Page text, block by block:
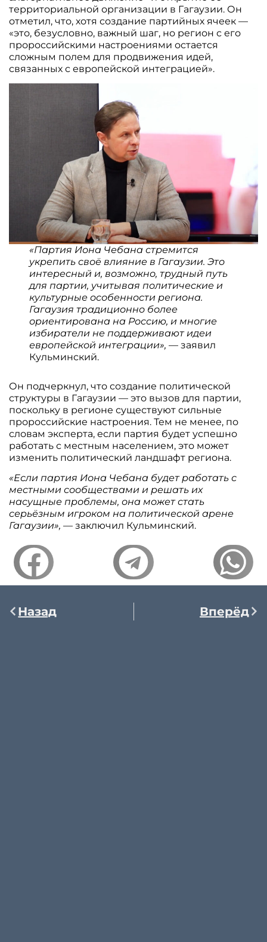
территориальной организации в Гагаузии. Он
отметил, что, хотя создание партийных ячеек —
«это, безусловно, важный шаг, но регион с его
пророссийскими настроениями остается
сложным полем для продвижения идей,
связанных с европейской интеграцией».
«Партия Иона Чебана стремится
укрепить своё влияние в Гагаузии. Это
интересный и, возможно, трудный путь
для партии, учитывая политические и
культурные особенности региона.
Гагаузия традиционно более
ориентирована на Россию, и многие
избиратели не поддерживают идеи
европейской интеграции», — заявил
Кульминский.
Он подчеркнул, что создание политической
структуры в Гагаузии — это вызов для партии,
поскольку в регионе существуют сильные
пророссийские настроения. Тем не менее, по
словам эксперта, если партия будет успешно
работать с местным населением, это может
изменить политический ландшафт региона.
«Если партия Иона Чебана будет работать с
местными сообществами и решать их
насущные проблемы, она может стать
серьёзным игроком на политической арене
Гагаузии»,— заключил Кульминский.
Назад Вперёд